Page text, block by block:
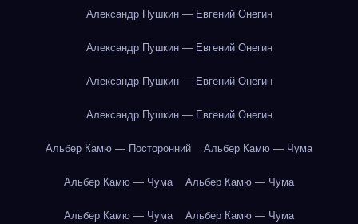
Александр Пушкин — Евгений Онегин
Александр Пушкин — Евгений Онегин
Александр Пушкин — Евгений Онегин
Александр Пушкин — Евгений Онегин
Альбер Камю — Посторонний Альбер Камю — Чума
Альбер Камю — Чума Альбер Камю — Чума
Альбер Камю — Чума Альбер Камю — Чума